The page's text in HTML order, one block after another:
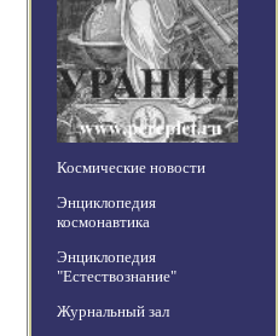
Космические новости
Энциклопедия
космонавтика
Энциклопедия
"Естествознание"
Журнальный зал